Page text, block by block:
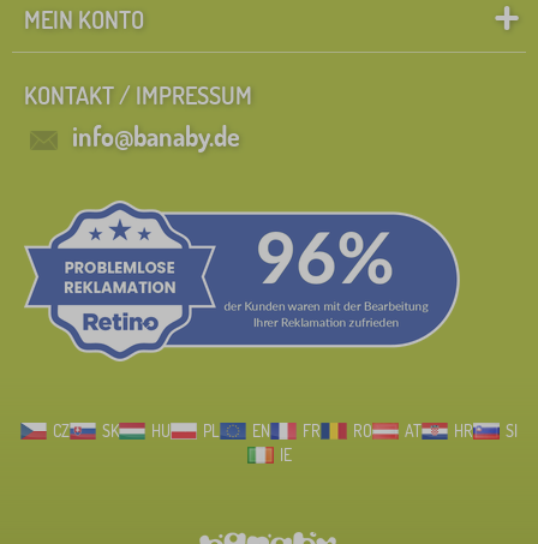
MEIN KONTO
KONTAKT / IMPRESSUM
info@banaby.de
CZ SK HU PL EN FR RO AT HR
SI
IE